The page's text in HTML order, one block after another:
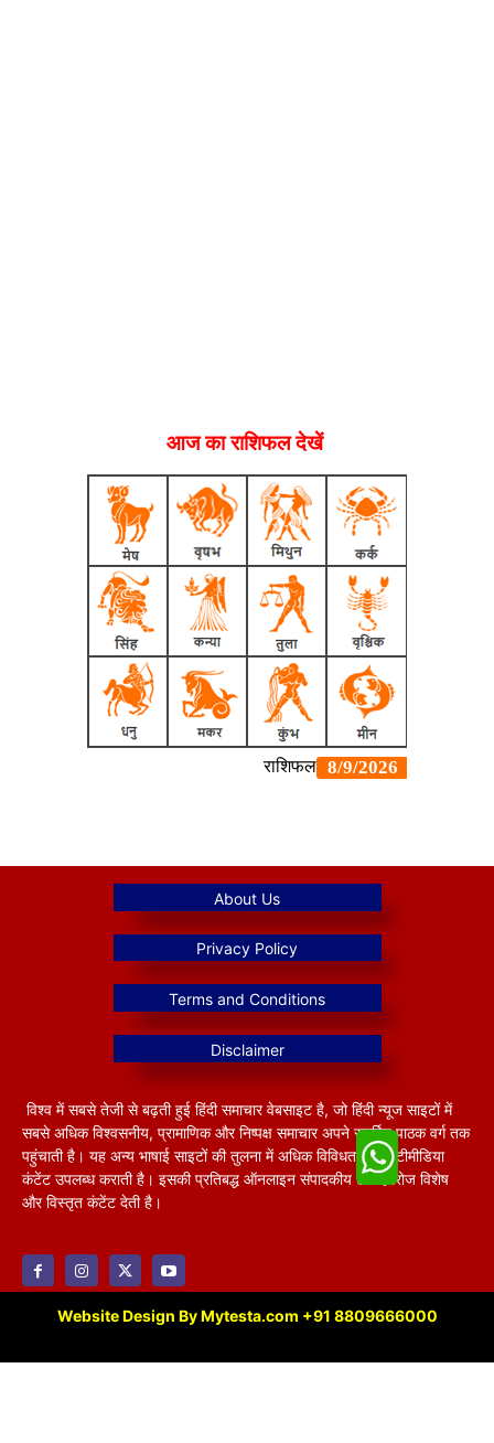
आज का राशिफल देखें
विश्व में सबसे तेजी से बढ़ती हुई हिंदी समाचार वेबसाइट है, जो हिंदी न्यूज साइटों में
सबसे अधिक विश्वसनीय, प्रामाणिक और निष्पक्ष समाचार अपने समर्पित पाठक वर्ग तक
पहुंचाती है। यह अन्य भाषाई साइटों की तुलना में अधिक विविधतापूर्ण मल्टीमीडिया
कंटेंट उपलब्ध कराती है। इसकी प्रतिबद्ध ऑनलाइन संपादकीय टीम हररोज विशेष
और विस्तृत कंटेंट देती है।
Website Design By Mytesta.com +91 8809666000